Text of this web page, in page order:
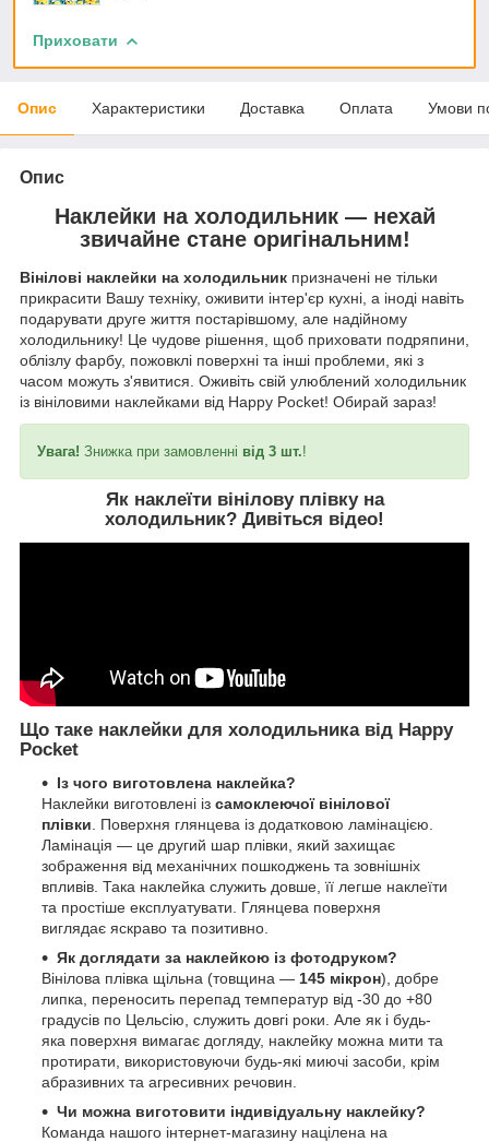
Приховати
Опис Характеристики Доставка Оплата Умови
Опис
Наклейки на холодильник — нехай
звичайне стане оригінальним!
Вінілові наклейки на холодильник призначені не тільки
прикрасити Вашу техніку, оживити інтер'єр кухні, а іноді навіть
подарувати друге життя постарівшому, але надійному
холодильнику! Це чудове рішення, щоб приховати подряпини,
облізлу фарбу, пожовклі поверхні та інші проблеми, які з
часом можуть з'явитися. Оживіть свій улюблений холодильник
із вініловими наклейками від Happy Pocket! Обирай зараз!
Увага! Знижка при замовленні від 3 шт.!
Як наклеїти вінілову плівку на
холодильник? Дивіться відео!
Що таке наклейки для холодильника від Happy
Pocket
Із чого виготовлена наклейка?
Наклейки виготовлені із самоклеючої вінілової
плівки . Поверхня глянцева із додатковою ламінацією.
Ламінація — це другий шар плівки, який захищає
зображення від механічних пошкоджень та зовнішніх
впливів. Така наклейка служить довше, її легше наклеїти
та простіше експлуатувати. Глянцева поверхня
виглядає яскраво та позитивно.
Як доглядати за наклейкою із фотодруком?
Вінілова плівка щільна (товщина — 145 мікрон), добре
липка, переносить перепад температур від -30 до +80
градусів по Цельсію, служить довгі роки. Але як і будь-
яка поверхня вимагає догляду, наклейку можна мити та
протирати, використовуючи будь-які миючі засоби, крім
абразивних та агресивних речовин.
Чи можна виготовити індивідуальну наклейку?
Команда нашого інтернет-магазину націлена на